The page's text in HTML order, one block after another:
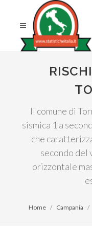
Il comune di
sismica 1 a
che
secondo del
orizzontale
Home Campania